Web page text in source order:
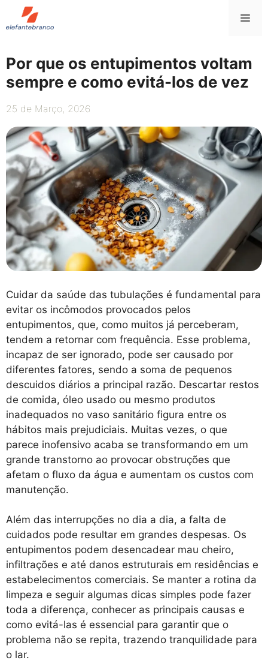
Saltar
para
Por que os entupimentos voltam
sempre e como evitá-los de vez
25 de Março, 2026
Cuidar da saúde das tubulações é fundamental para
evitar os incômodos provocados pelos
entupimentos, que, como muitos já perceberam,
tendem a retornar com frequência. Esse problema,
incapaz de ser ignorado, pode ser causado por
diferentes fatores, sendo a soma de pequenos
descuidos diários a principal razão. Descartar restos
de comida, óleo usado ou mesmo produtos
inadequados no vaso sanitário figura entre os
hábitos mais prejudiciais. Muitas vezes, o que
parece inofensivo acaba se transformando em um
grande transtorno ao provocar obstruções que
afetam o fluxo da água e aumentam os custos com
manutenção.
Além das interrupções no dia a dia, a falta de
cuidados pode resultar em grandes despesas. Os
entupimentos podem desencadear mau cheiro,
infiltrações e até danos estruturais em residências e
estabelecimentos comerciais. Se manter a rotina da
limpeza e seguir algumas dicas simples pode fazer
toda a diferença, conhecer as principais causas e
como evitá-las é essencial para garantir que o
problema não se repita, trazendo tranquilidade para
o lar.